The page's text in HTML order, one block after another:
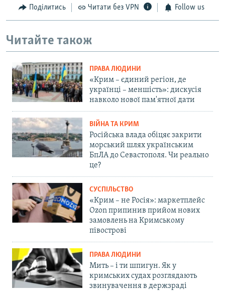
Поділитись Читати без VPN Follow us
Читайте також
ПРАВА ЛЮДИНИ
«Крим – єдиний регіон, де
українці – меншість»: дискусія
навколо нової пам'ятної дати
ВІЙНА ТА КРИМ
Російська влада обіцяє закрити
морський шлях українським
БпЛА до Севастополя. Чи реально
це?
СУСПІЛЬСТВО
«Крим – не Росія»: маркетплейс
Ozon припинив прийом нових
замовлень на Кримському
півострові
ПРАВА ЛЮДИНИ
Мить – і ти шпигун. Як у
кримських судах розглядають
звинувачення в держзраді